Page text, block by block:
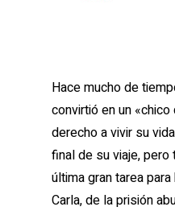
Hace mucho de
convirtió en un
derecho a vivir su
final de su viaje,
última gran tarea
Carla, de la prisión